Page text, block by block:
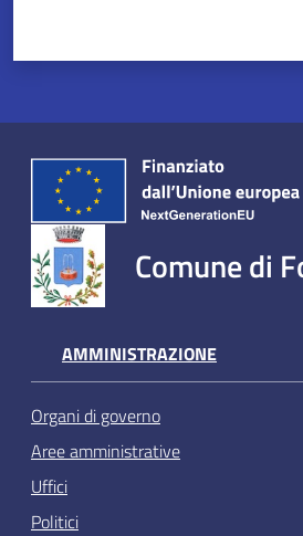
Comune di
AMMINISTRAZIONE
Organi di governo
Aree amministrative
Uffici
Politici